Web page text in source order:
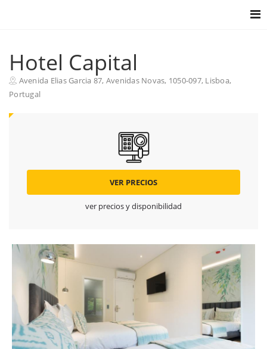
Hotel Capital
Avenida Elias Garcia 87, Avenidas Novas, 1050-097, Lisboa,
Portugal
VER PRECIOS
ver precios y disponibilidad